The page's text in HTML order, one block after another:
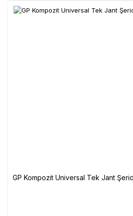
GP Kompozit Universal Tek Jant